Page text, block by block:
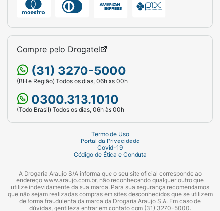
Compre pelo Drogatel
(31) 3270-5000
(BH e Região) Todos os dias, 06h às 00h
0300.313.1010
(Todo Brasil) Todos os dias, 06h às 00h
Termo de Uso
Portal da Privacidade
Covid-19
Código de Ética e Conduta
A Drogaria Araujo S/A informa que o seu site oficial corresponde ao
endereço www.araujo.com.br, não reconhecendo qualquer outro que
utilize indevidamente da sua marca. Para sua segurança recomendamos
que não sejam realizadas compras em sites desconhecidos que se utilizem
de forma fraudulenta da marca da Drogaria Araujo S.A. Em caso de
dúvidas, gentileza entrar em contato com (31) 3270-5000.